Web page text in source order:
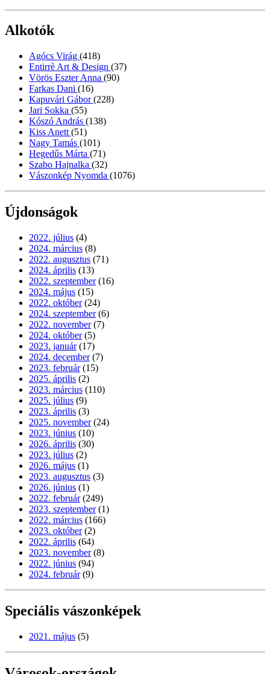
Alkotók
Agócs Virág (418)
Entirrè Art & Design (37)
Vörös Eszter Anna (90)
Farkas Dani (16)
Kapuvári Gábor(228)
Jari Sokka (55)
Kószó András (138)
Kiss Anett (51)
Nagy Tamás (101)
Hegedűs Márta (71)
Szabo Hajnalka (32)
Vászonkép Nyomda (1076)
Újdonságok
2022. július (4)
2024. március (8)
2022. augusztus (71)
2024. április (13)
2022. szeptember (16)
2024. május (15)
2022. október (24)
2024. szeptember (6)
2022. november (7)
2024. október (5)
2023. január (17)
2024. december (7)
2023. február (15)
2025. április (2)
2023. március (110)
2025. július (9)
2023. április (3)
2025. november (24)
2023. június (10)
2026. április (30)
2023. július (2)
2026. május (1)
2023. augusztus (3)
2026. június (1)
2022. február (249)
2023. szeptember (1)
2022. március (166)
2023. október (2)
2022. április (64)
2023. november (8)
2022. június (94)
2024. február (9)
Speciális vászonképek
2021. május (5)